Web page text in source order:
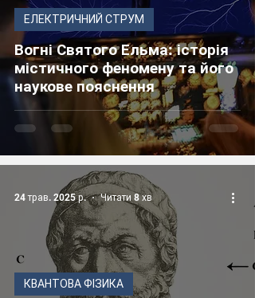
Вогні Святого Ельма: історія
містичного феномену та його
наукове пояснення
ЕЛЕКТРИЧНИЙ СТРУМ
КВАНТОВА ФІЗИКА
24 трав. 2025 р. Читати 8 хв